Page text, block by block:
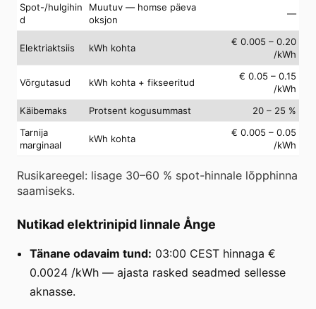
Spot-/hulgihin
d
Muutuv — homse päeva
oksjon
—
Elektriaktsiis kWh kohta
€ 0.005 – 0.20
/kWh
Võrgutasud kWh kohta + fikseeritud
€ 0.05 – 0.15
/kWh
Käibemaks
Protsent kogusummast
20 – 25 %
Tarnija
marginaal
kWh kohta
€ 0.005 – 0.05
/kWh
Rusikareegel: lisage 30–60 % spot-hinnale lõpphinna
saamiseks.
Nutikad elektrinipid linnale Ånge
Tänane odavaim tund: 03:00 CEST hinnaga €
0.0024 /kWh — ajasta rasked seadmed sellesse
aknasse.